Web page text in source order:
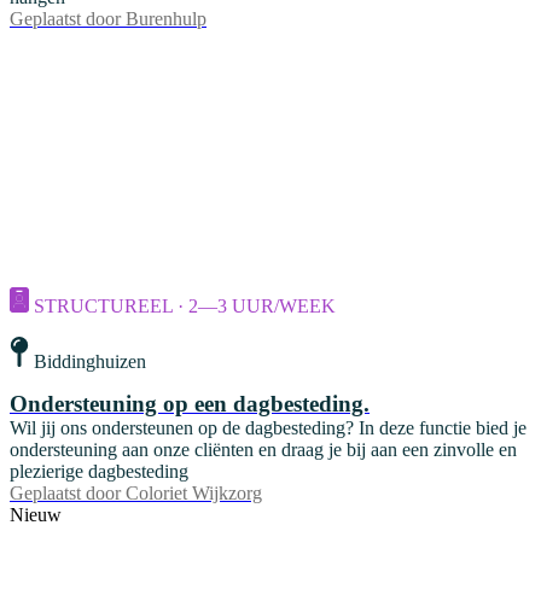
Geplaatst door Burenhulp
STRUCTUREEL · 2—3 UUR/WEEK
Biddinghuizen
Ondersteuning op een dagbesteding.
Wil jij ons ondersteunen op de dagbesteding? In deze functie bied je
ondersteuning aan onze cliënten en draag je bij aan een zinvolle en
plezierige dagbesteding
Geplaatst door Coloriet Wijkzorg
Nieuw